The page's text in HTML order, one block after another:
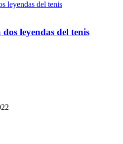
leyendas del tenis